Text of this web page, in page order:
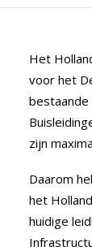
Het
voor het
bestaande
zijn
Daarom
het
huidige